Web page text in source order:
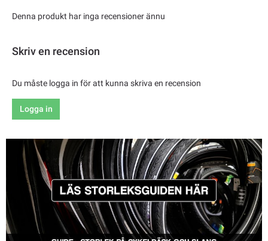
Denna produkt har inga recensioner ännu
Skriv en recension
Du måste logga in för att kunna skriva en recension
Logga in